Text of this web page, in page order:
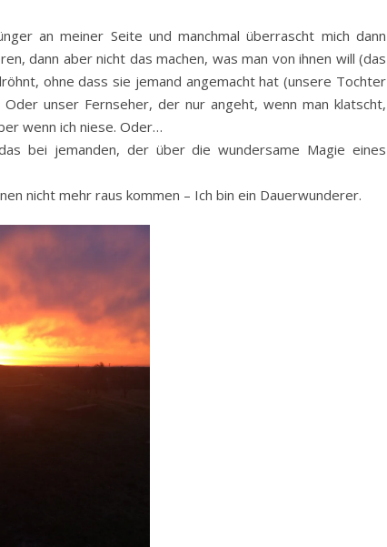
an meiner Seite und manchmal überrascht mich dann
dann aber nicht das machen, was man von ihnen will (das
ohne dass sie jemand angemacht hat (unsere Tochter
unser Fernseher, der nur angeht, wenn man klatscht,
wenn ich niese. Oder…
bei jemanden, der über die wundersame Magie eines
nicht mehr raus kommen – Ich bin ein Dauerwunderer.